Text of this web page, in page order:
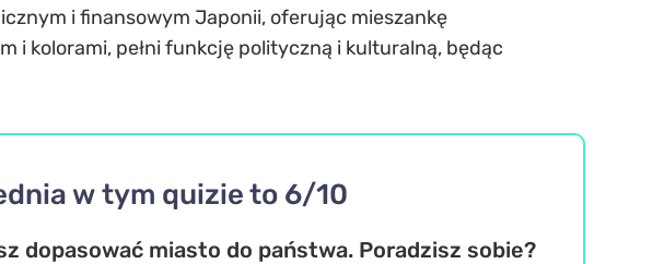
i finansowym Japonii, oferując mieszankę
i kolorami, pełni funkcję polityczną i kulturalną, będąc
w tym quizie to 6/10
dopasować miasto do państwa. Poradzisz sobie?